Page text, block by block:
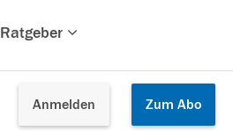
Ratgeber
Anmelden Zum Abo